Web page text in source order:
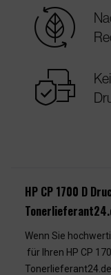
sustainable
warranty
HP CP 1700 D
Wenn Sie
für Ihren HP CP